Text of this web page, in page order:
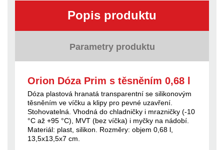
Popis produktu
Parametry produktu
Orion Dóza Prim s těsněním 0,68 l
Dóza plastová hranatá transparentní se silikonovým
těsněním ve víčku a klipy pro pevné uzavření.
Stohovatelná. Vhodná do chladničky i mrazničky (-10
°C až +95 °C), MVT (bez víčka) i myčky na nádobí.
Materiál: plast, silikon. Rozměry: objem 0,68 l,
13,5x13,5x7 cm.